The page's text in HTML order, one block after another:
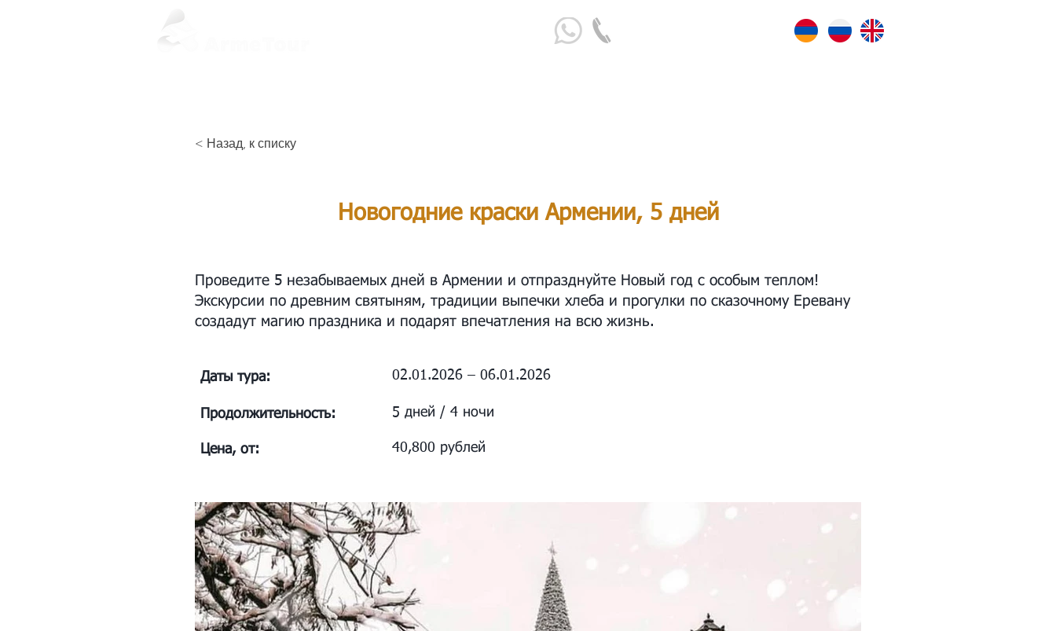
< Назад, к списку
Новогодние краски Армении, 5 дней
Проведите 5 незабываемых дней в Армении и отпразднуйте Новый год с особым теплом!
Экскурсии по древним святыням, традиции выпечки хлеба и прогулки по сказочному Еревану
создадут магию праздника и подарят впечатления на всю жизнь.
Даты тура:
Продолжительность:
Цена, от:
02.01.2026 – 06.01.2026
5 дней / 4 ночи
40,800 рублей